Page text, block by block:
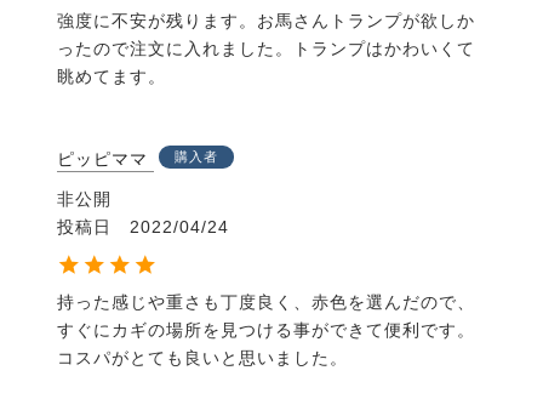
強度に不安が残ります。お馬さんトランプが欲しか
ったので注文に入れました。トランプはかわいくて
眺めてます。
ピッピママ 購入者
非公開
投稿日
2022/04/24
持った感じや重さも丁度良く、赤色を選んだので、
すぐにカギの場所を見つける事ができて便利です。
コスパがとても良いと思いました。